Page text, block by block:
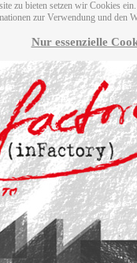
zu bieten setzen wir Cookies
zur Verwendung und den
Nur essenzielle